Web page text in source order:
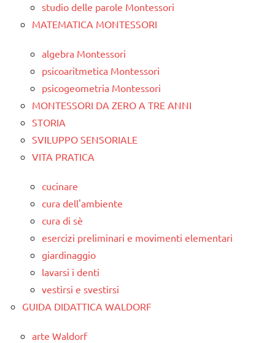
studio delle parole Montessori
MATEMATICA MONTESSORI
algebra Montessori
psicoaritmetica Montessori
psicogeometria Montessori
MONTESSORI DA ZERO A TRE ANNI
STORIA
SVILUPPO SENSORIALE
VITA PRATICA
cucinare
cura dell'ambiente
cura di sè
esercizi preliminari e movimenti elementari
giardinaggio
lavarsi i denti
vestirsi e svestirsi
GUIDA DIDATTICA WALDORF
arte Waldorf